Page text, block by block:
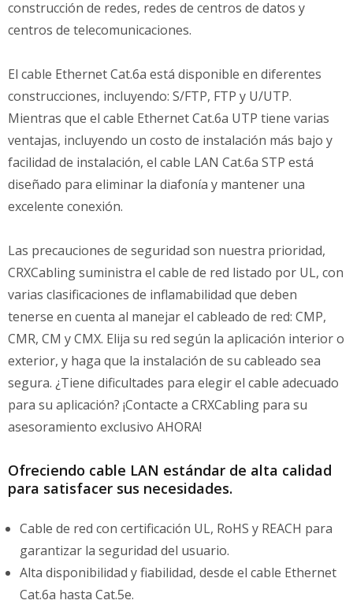
construcción de redes, redes de centros de datos y
centros de telecomunicaciones.
El cable Ethernet Cat.6a está disponible en diferentes
construcciones, incluyendo: S/FTP, FTP y U/UTP.
Mientras que el cable Ethernet Cat.6a UTP tiene varias
ventajas, incluyendo un costo de instalación más bajo y
facilidad de instalación, el cable LAN Cat.6a STP está
diseñado para eliminar la diafonía y mantener una
excelente conexión.
Las precauciones de seguridad son nuestra prioridad,
CRXCabling suministra el cable de red listado por UL, con
varias clasificaciones de inflamabilidad que deben
tenerse en cuenta al manejar el cableado de red: CMP,
CMR, CM y CMX. Elija su red según la aplicación interior o
exterior, y haga que la instalación de su cableado sea
segura. ¿Tiene dificultades para elegir el cable adecuado
para su aplicación? ¡Contacte a CRXCabling para su
asesoramiento exclusivo AHORA!
Ofreciendo cable LAN estándar de alta calidad
para satisfacer sus necesidades.
Cable de red con certificación UL, RoHS y REACH para
garantizar la seguridad del usuario.
Alta disponibilidad y fiabilidad, desde el cable Ethernet
Cat.6a hasta Cat.5e.